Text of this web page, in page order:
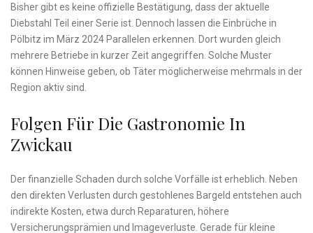
Bisher gibt es keine offizielle Bestätigung, dass der aktuelle
Diebstahl Teil einer Serie ist. Dennoch lassen die Einbrüche in
Pölbitz im März 2024 Parallelen erkennen. Dort wurden gleich
mehrere Betriebe in kurzer Zeit angegriffen. Solche Muster
können Hinweise geben, ob Täter möglicherweise mehrmals in der
Region aktiv sind.
Folgen Für Die Gastronomie In
Zwickau
Der finanzielle Schaden durch solche Vorfälle ist erheblich. Neben
den direkten Verlusten durch gestohlenes Bargeld entstehen auch
indirekte Kosten, etwa durch Reparaturen, höhere
Versicherungsprämien und Imageverluste. Gerade für kleine